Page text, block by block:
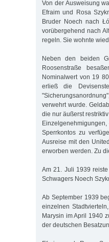
Von der Ausweisung
Efraim und Rosa
Bruder Noech nach
vorübergehend nach
regeln. Sie wohnte
Neben den beiden
Roosenstraße
Nominalwert von 19
erließ die
verwehrt wurde.
die nur äußerst
Sperrkontos zu
Ausreise mit den
erworben werden. Zu
Am 21. Juli 1939
Schwagers Noech
Ab September 1939
einzelnen
Marysin im April 1940
der deutschen